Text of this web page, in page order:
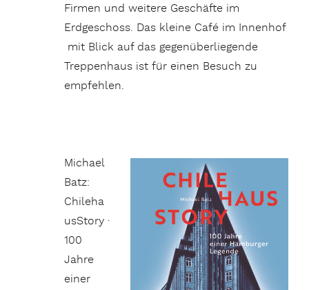
Firmen und weitere Geschäfte im
Erdgeschoss. Das kleine Café im Innenhof
mit Blick auf das gegenüberliegende
Treppenhaus ist für einen Besuch zu
empfehlen.
Michael
Batz:
Chileha
usStory ·
100
Jahre
einer